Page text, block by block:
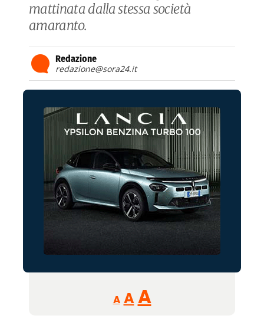
mattinata dalla stessa società
amaranto.
Redazione
redazione@sora24.it
A
Reducir
tamaño
A Restablecer
AAumentar